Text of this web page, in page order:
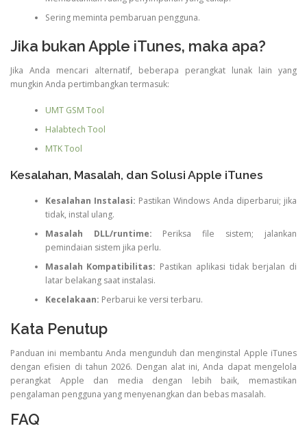
Sering meminta pembaruan pengguna.
Jika bukan Apple iTunes, maka apa?
Jika Anda mencari alternatif, beberapa perangkat lunak lain yang
mungkin Anda pertimbangkan termasuk:
UMT GSM Tool
Halabtech Tool
MTK Tool
Kesalahan, Masalah, dan Solusi Apple iTunes
Kesalahan Instalasi: Pastikan Windows Anda diperbarui; jika
tidak, instal ulang.
Masalah DLL/runtime: Periksa file sistem; jalankan
pemindaian sistem jika perlu.
Masalah Kompatibilitas: Pastikan aplikasi tidak berjalan di
latar belakang saat instalasi.
Kecelakaan: Perbarui ke versi terbaru.
Kata Penutup
Panduan ini membantu Anda mengunduh dan menginstal Apple iTunes
dengan efisien di tahun 2026. Dengan alat ini, Anda dapat mengelola
perangkat Apple dan media dengan lebih baik, memastikan
pengalaman pengguna yang menyenangkan dan bebas masalah.
FAQ